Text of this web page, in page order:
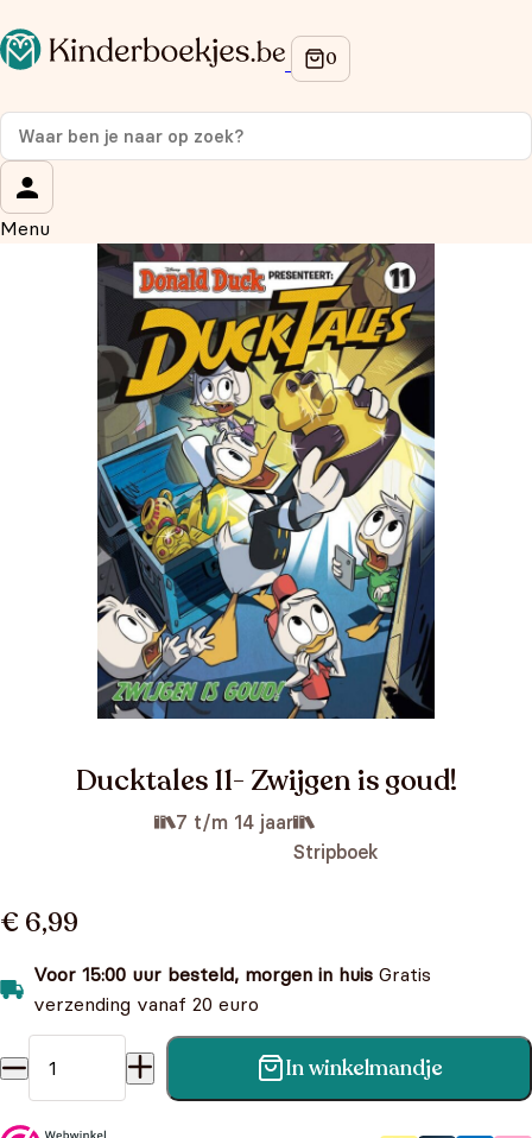
Menu
Ducktales 11- Zwijgen is goud!
7 t/m 14 jaar
Stripboek
€ 6,99
Voor 15:00 uur besteld, morgen in huis Gratis
verzending vanaf 20 euro
Ducktales 11- Zwijgen is goud! aantalIn winkelmandje
Op de hoogte blijven van onze acties?
Meld je aan voor onze nieuwsbrief en ontvang
korting
Wat is je voornaam?
Wat is je e-mailadres?*
Aanmelden
We gebruiken je gegevens om contact op te nemen, in
overeenstemming met onsprivacybeleid.